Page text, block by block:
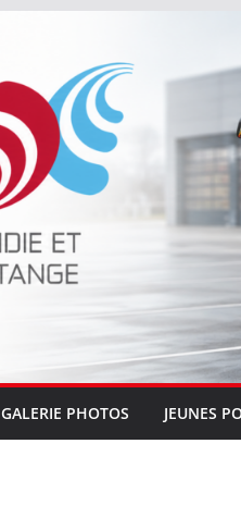
GALERIE PHOTOS JEUNES